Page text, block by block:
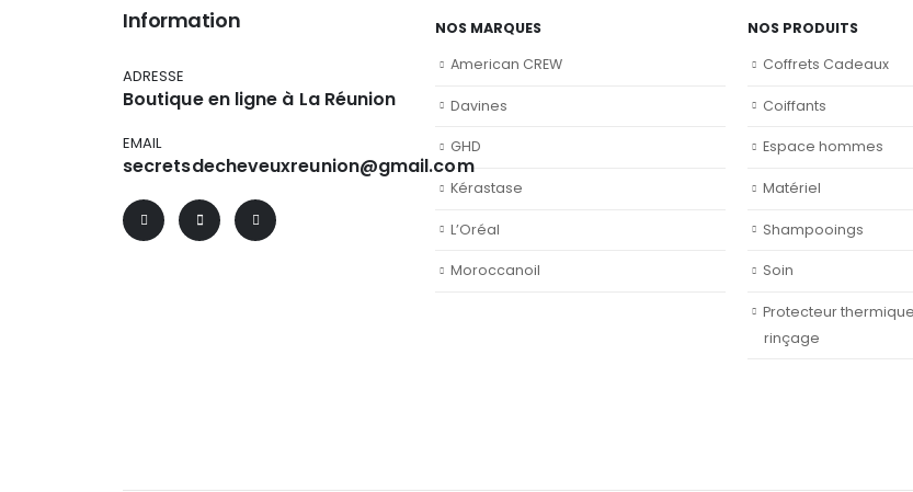
Information
ADRESSE
Boutique en ligne à La Réunion
EMAIL
secretsdecheveuxreunion@gmail.com
NOS MARQUES
American CREW
Davines
GHD
Kérastase
L’Oréal
Moroccanoil
NOS PRODUITS
Coffrets Cadeaux
Coiffants
Espace hommes
Matériel
Shampooings
Soin
Protecteur
rinçage